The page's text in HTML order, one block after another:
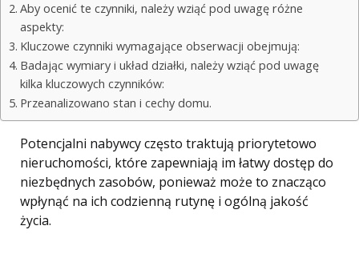
Aby ocenić te czynniki, należy wziąć pod uwagę różne
aspekty:
Kluczowe czynniki wymagające obserwacji obejmują:
Badając wymiary i układ działki, należy wziąć pod uwagę
kilka kluczowych czynników:
Przeanalizowano stan i cechy domu.
Potencjalni nabywcy często traktują priorytetowo
nieruchomości, które zapewniają im łatwy dostęp do
niezbędnych zasobów, ponieważ może to znacząco
wpłynąć na ich codzienną rutynę i ogólną jakość
życia.